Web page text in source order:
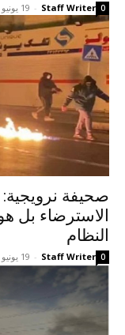
Staff Writer
- 19 يونيو 2025 0
صحیفة
الاسترضاء بل
النظام
Staff Writer
- 19 يونيو 2025 0